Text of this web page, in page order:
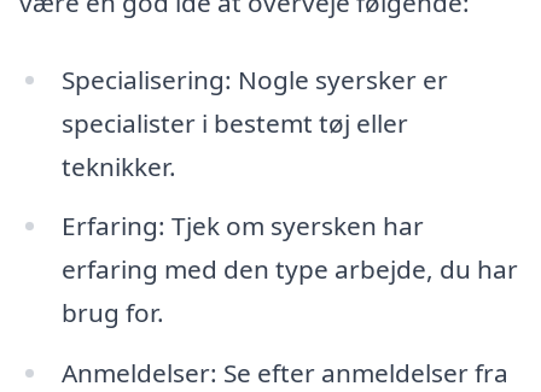
Specialisering: Nogle syersker er
specialister i bestemt tøj eller
teknikker.
Erfaring: Tjek om syersken har
erfaring med den type arbejde, du har
brug for.
Anmeldelser: Se efter anmeldelser fra